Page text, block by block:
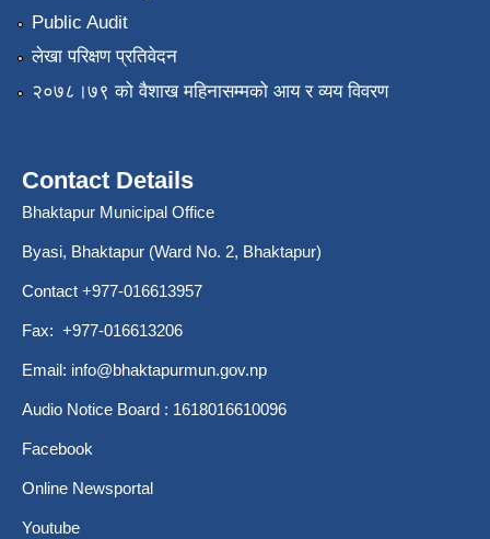
Public Audit
लेखा परिक्षण प्रतिवेदन
२०७८।७९ को वैशाख महिनासम्मको आय र व्यय विवरण
Contact Details
Bhaktapur Municipal Office
Byasi, Bhaktapur (Ward No. 2, Bhaktapur)
Contact +977-016613957
Fax: +977-016613206
Email: info@bhaktapurmun.gov.np
Audio Notice Board : 1618016610096
Facebook
Online Newsportal
Youtube